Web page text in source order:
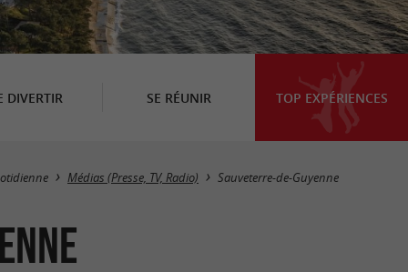
DIVERTIR SE RÉUNIR TOP EXPÉRIENCES
Masquer la carte
Médias (Presse, TV, Radio) Sauveterre-de-Guyenne